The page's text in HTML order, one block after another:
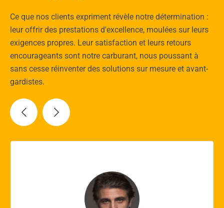
Ce que nos clients expriment révèle notre détermination :
leur offrir des prestations d'excellence, moulées sur leurs
exigences propres. Leur satisfaction et leurs retours
encourageants sont notre carburant, nous poussant à
sans cesse réinventer des solutions sur mesure et avant-
gardistes.